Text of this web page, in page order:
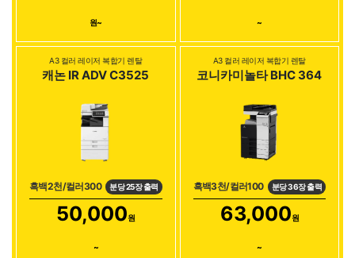
원~ ~
A3 컬러 레이저 복합기 렌탈
캐논 IR ADV C3525
흑백2천/컬러300 분당 25장 출력
50,000원
~
A3 컬러 레이저 복합기 렌탈
코니카미놀타 BHC 364
흑백3천/컬러100 분당 36장 출력
63,000원
~